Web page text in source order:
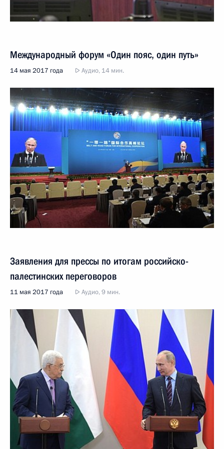
Международный форум «Один пояс, один путь»
14 мая 2017 года Аудио, 14 мин.
Заявления для прессы по итогам российско-
палестинских переговоров
11 мая 2017 года Аудио, 9 мин.